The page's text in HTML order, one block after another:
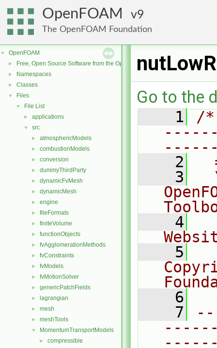
OpenFOAM 9
The OpenFOAM Foundation
▼ OpenFOAM
► Free, Open Source Software from the OpenFOAM Foundation
► Namespaces
► Classes
▼ Files
▼ File List
► applications
▼ src
► atmosphericModels
► combustionModels
► conversion
► dummyThirdParty
► dynamicFvMesh
► dynamicMesh
► engine
► fileFormats
► finiteVolume
► functionObjects
► fvAgglomerationMethods
► fvConstraints
► fvModels
► fvMotionSolver
► genericPatchFields
► lagrangian
► mesh
► meshTools
▼ MomentumTransportModels
► compressible
Go to the
    1
/
    2
    3
    4
    5
    6
    7